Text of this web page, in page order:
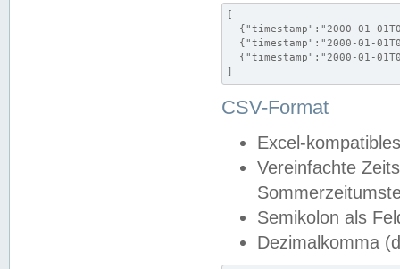
[
{"timestamp":"2000-01-
{"timestamp":"2000-01-
{"timestamp":"2000-01-
]
CSV-Format
Excel-
Vereinfachte
Semikolon als
Dezimalkomma